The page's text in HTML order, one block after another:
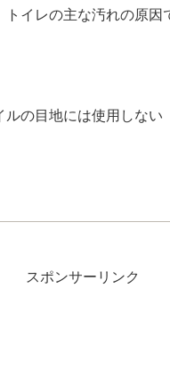
イレの主な汚れの原
の目地には使用しない
スポンサーリンク